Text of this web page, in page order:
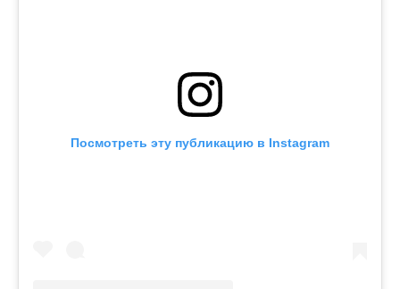
Посмотреть эту публикацию в Instagram